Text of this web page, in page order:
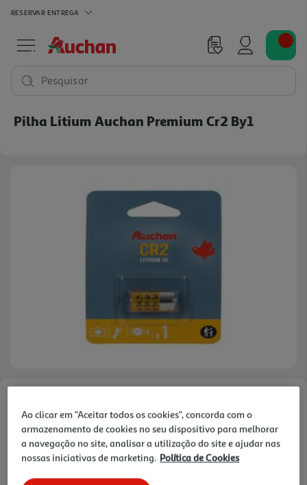
RESERVAR ENTREGA
Pesquisar
Pilha Litium Auchan Premium Cr2 By1
Ref. / EAN:3665257354046
3.99 €/un
Ao clicar em "Aceitar todos os cookies", concorda com o
armazenamento de cookies no seu dispositivo para melhorar
a navegação no site, analisar a utilização do site e ajudar nas
nossas iniciativas de marketing. Política de Cookies